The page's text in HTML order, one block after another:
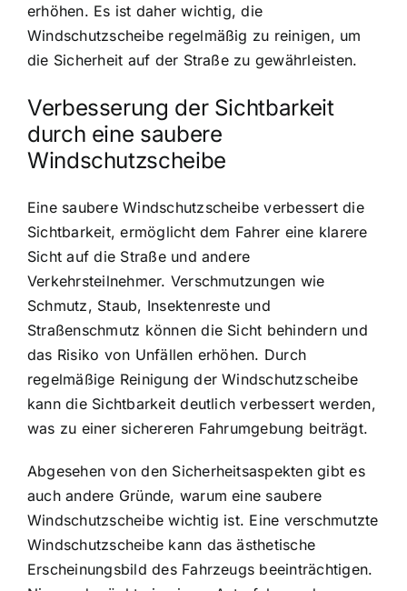
erhöhen. Es ist daher wichtig, die
Windschutzscheibe regelmäßig zu reinigen, um
die Sicherheit auf der Straße zu gewährleisten.
Verbesserung der Sichtbarkeit
durch eine saubere
Windschutzscheibe
Eine saubere Windschutzscheibe verbessert die
Sichtbarkeit, ermöglicht dem Fahrer eine klarere
Sicht auf die Straße und andere
Verkehrsteilnehmer. Verschmutzungen wie
Schmutz, Staub, Insektenreste und
Straßenschmutz können die Sicht behindern und
das Risiko von Unfällen erhöhen. Durch
regelmäßige Reinigung der Windschutzscheibe
kann die Sichtbarkeit deutlich verbessert werden,
was zu einer sichereren Fahrumgebung beiträgt.
Abgesehen von den Sicherheitsaspekten gibt es
auch andere Gründe, warum eine saubere
Windschutzscheibe wichtig ist. Eine verschmutzte
Windschutzscheibe kann das ästhetische
Erscheinungsbild des Fahrzeugs beeinträchtigen.